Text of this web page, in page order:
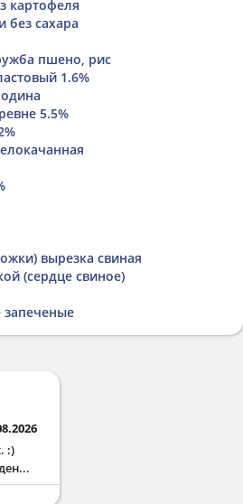
картофеля
без сахара
пшено, рис
1.6%
5.5%
вырезка свиная
(сердце свиное)
:)